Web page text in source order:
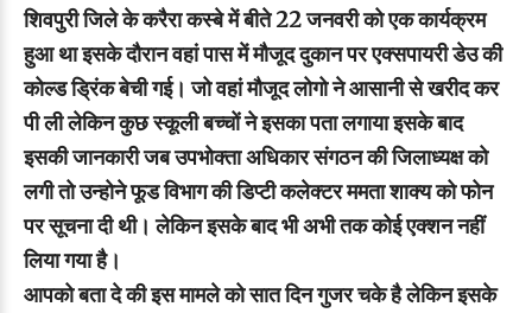
शिवपुरी जिले के करैरा कस्बे में बीते 22 जनवरी को एक कार्यक्रम
हुआ था इसके दौरान वहां पास में मौजूद दुकान पर एक्सपायरी डेउ की
कोल्ड ड्रिंक बेची गई। जो वहां मौजूद लोगो ने आसानी से खरीद कर
पी ली लेकिन कुछ स्कूली बच्चों ने इसका पता लगाया इसके बाद
इसकी जानकारी जब उपभोक्ता अधिकार संगठन की जिलाध्यक्ष को
लगी तो उन्होने फूड विभाग की डिप्टी कलेक्टर ममता शाक्य को फोन
पर सूचना दी थी। लेकिन इसके बाद भी अभी तक कोई एक्शन नहीं
लिया गया है।
आपको बता दे की इस मामले को सात दिन गुजर चके है लेकिन इसके